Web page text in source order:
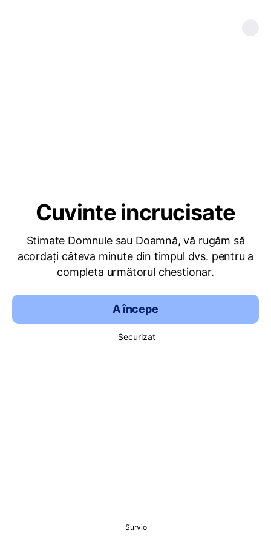
Cuvinte incrucisate
Stimate Domnule sau Doamnă, vă rugăm să
acordați câteva minute din timpul dvs. pentru a
completa următorul chestionar.
A începe
Securizat
Survio